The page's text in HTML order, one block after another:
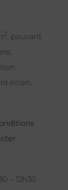
2, pouvant
écran,
– 12h30